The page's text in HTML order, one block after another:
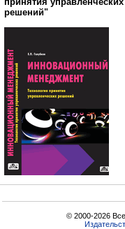
решений"
© 2000-2026